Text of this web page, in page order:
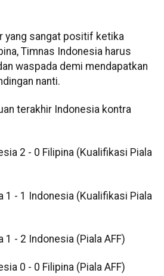
yang sangat positif ketika
Timnas Indonesia harus
waspada demi mendapatkan
nanti.
terakhir Indonesia kontra
2 - 0 Filipina (Kualifikasi Piala
- 1 Indonesia (Kualifikasi Piala
- 2 Indonesia (Piala AFF)
0 - 0 Filipina (Piala AFF)